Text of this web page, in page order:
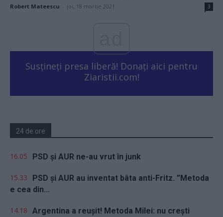
Robert Mateescu joi, 18 martie 2021 3
Susțineți presa liberă! Donați aici pentru
Ziaristii.com!
24 de ore
16.05 PSD și AUR ne-au vrut în junk
15.33
PSD și AUR au inventat bâta anti-Fritz. ”Metoda
e cea din...
14.18 Argentina a reușit! Metoda Milei: nu crești